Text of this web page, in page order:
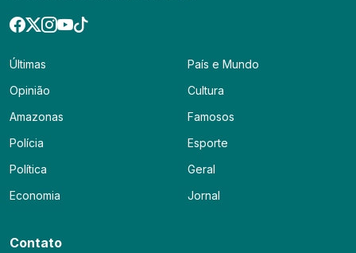
Últimas
Opinião
Amazonas
Polícia
Política
Economia
País e Mundo
Cultura
Famosos
Esporte
Geral
Jornal
Contato